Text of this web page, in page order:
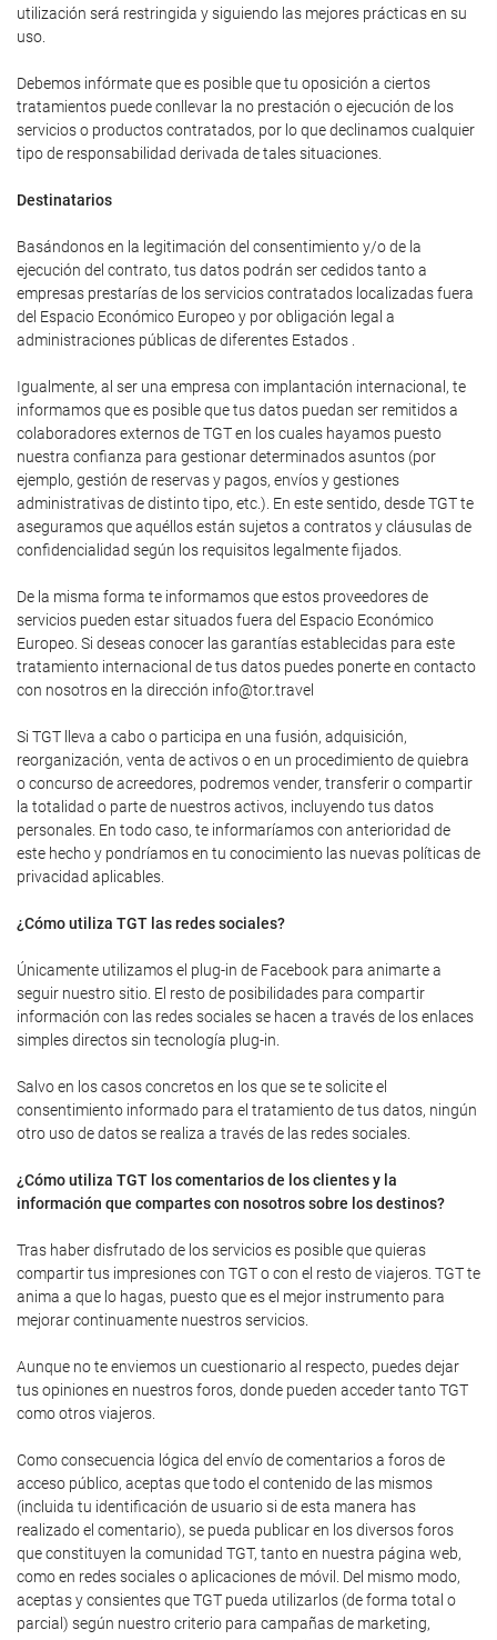
utilización será restringida y siguiendo las mejores prácticas en su
uso.
Debemos infórmate que es posible que tu oposición a ciertos
tratamientos puede conllevar la no prestación o ejecución de los
servicios o productos contratados, por lo que declinamos cualquier
tipo de responsabilidad derivada de tales situaciones.
Destinatarios
Basándonos en la legitimación del consentimiento y/o de la
ejecución del contrato, tus datos podrán ser cedidos tanto a
empresas prestarías de los servicios contratados localizadas fuera
del Espacio Económico Europeo y por obligación legal a
administraciones públicas de diferentes Estados .
Igualmente, al ser una empresa con implantación internacional, te
informamos que es posible que tus datos puedan ser remitidos a
colaboradores externos de TGT en los cuales hayamos puesto
nuestra confianza para gestionar determinados asuntos (por
ejemplo, gestión de reservas y pagos, envíos y gestiones
administrativas de distinto tipo, etc.). En este sentido, desde TGT te
aseguramos que aquéllos están sujetos a contratos y cláusulas de
confidencialidad según los requisitos legalmente fijados.
De la misma forma te informamos que estos proveedores de
servicios pueden estar situados fuera del Espacio Económico
Europeo. Si deseas conocer las garantías establecidas para este
tratamiento internacional de tus datos puedes ponerte en contacto
con nosotros en la dirección info@tor.travel
Si TGT lleva a cabo o participa en una fusión, adquisición,
reorganización, venta de activos o en un procedimiento de quiebra
o concurso de acreedores, podremos vender, transferir o compartir
la totalidad o parte de nuestros activos, incluyendo tus datos
personales. En todo caso, te informaríamos con anterioridad de
este hecho y pondríamos en tu conocimiento las nuevas políticas de
privacidad aplicables.
¿Cómo utiliza TGT las redes sociales?
Únicamente utilizamos el plug-in de Facebook para animarte a
seguir nuestro sitio. El resto de posibilidades para compartir
información con las redes sociales se hacen a través de los enlaces
simples directos sin tecnología plug-in.
Salvo en los casos concretos en los que se te solicite el
consentimiento informado para el tratamiento de tus datos, ningún
otro uso de datos se realiza a través de las redes sociales.
¿Cómo utiliza TGT los comentarios de los clientes y la
información que compartes con nosotros sobre los destinos?
Tras haber disfrutado de los servicios es posible que quieras
compartir tus impresiones con TGT o con el resto de viajeros. TGT te
anima a que lo hagas, puesto que es el mejor instrumento para
mejorar continuamente nuestros servicios.
Aunque no te enviemos un cuestionario al respecto, puedes dejar
tus opiniones en nuestros foros, donde pueden acceder tanto TGT
como otros viajeros.
Como consecuencia lógica del envío de comentarios a foros de
acceso público, aceptas que todo el contenido de las mismos
(incluida tu identificación de usuario si de esta manera has
realizado el comentario), se pueda publicar en los diversos foros
que constituyen la comunidad TGT, tanto en nuestra página web,
como en redes sociales o aplicaciones de móvil. Del mismo modo,
aceptas y consientes que TGT pueda utilizarlos (de forma total o
parcial) según nuestro criterio para campañas de marketing,